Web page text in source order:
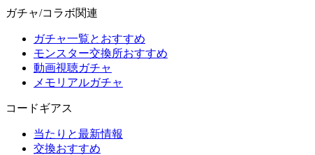
ガチャ/コラボ関連
ガチャ一覧とおすすめ
モンスター交換所おすすめ
動画視聴ガチャ
メモリアルガチャ
コードギアス
当たりと最新情報
交換おすすめ